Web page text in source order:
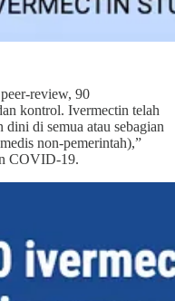
review, 90
kontrol. Ivermectin telah
dini di semua atau sebagian
non-pemerintah),”
COVID-19.